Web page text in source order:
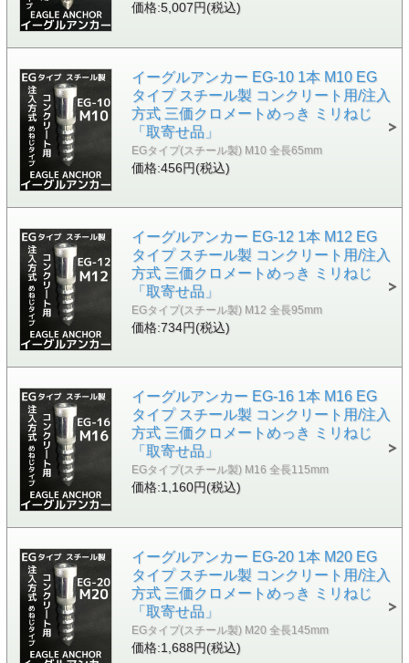
価格:5,007円(税込)
イーグルアンカー EG-10 1本 M10 EG
タイプ スチール製 コンクリート用/注入
方式 三価クロメートめっき ミリねじ
「取寄せ品」
EGタイプ(スチール製) M10 全長65mm
価格:456円(税込)
イーグルアンカー EG-12 1本 M12 EG
タイプ スチール製 コンクリート用/注入
方式 三価クロメートめっき ミリねじ
「取寄せ品」
EGタイプ(スチール製) M12 全長95mm
価格:734円(税込)
イーグルアンカー EG-16 1本 M16 EG
タイプ スチール製 コンクリート用/注入
方式 三価クロメートめっき ミリねじ
「取寄せ品」
EGタイプ(スチール製) M16 全長115mm
価格:1,160円(税込)
イーグルアンカー EG-20 1本 M20 EG
タイプ スチール製 コンクリート用/注入
方式 三価クロメートめっき ミリねじ
「取寄せ品」
EGタイプ(スチール製) M20 全長145mm
価格:1,688円(税込)